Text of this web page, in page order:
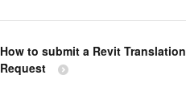
How to submit a Revit Translation
Request